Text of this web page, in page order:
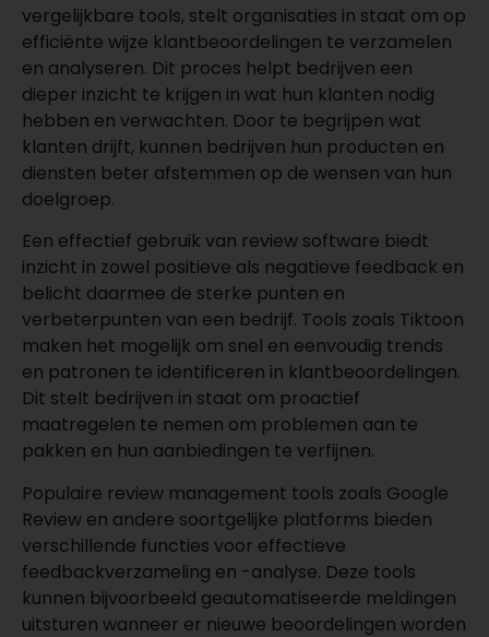
vergelijkbare tools, stelt organisaties in staat om op
efficiënte wijze klantbeoordelingen te verzamelen
en analyseren. Dit proces helpt bedrijven een
dieper inzicht te krijgen in wat hun klanten nodig
hebben en verwachten. Door te begrijpen wat
klanten drijft, kunnen bedrijven hun producten en
diensten beter afstemmen op de wensen van hun
doelgroep.
Een effectief gebruik van review software biedt
inzicht in zowel positieve als negatieve feedback en
belicht daarmee de sterke punten en
verbeterpunten van een bedrijf. Tools zoals Tiktoon
maken het mogelijk om snel en eenvoudig trends
en patronen te identificeren in klantbeoordelingen.
Dit stelt bedrijven in staat om proactief
maatregelen te nemen om problemen aan te
pakken en hun aanbiedingen te verfijnen.
Populaire review management tools zoals Google
Review en andere soortgelijke platforms bieden
verschillende functies voor effectieve
feedbackverzameling en -analyse. Deze tools
kunnen bijvoorbeeld geautomatiseerde meldingen
uitsturen wanneer er nieuwe beoordelingen worden